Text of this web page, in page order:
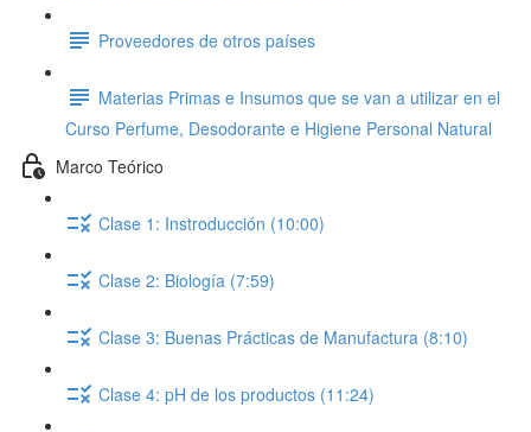
Proveedores de otros países
Materias Primas e Insumos que se van a utilizar en el
Curso Perfume, Desodorante e Higiene Personal Natural
Marco Teórico
Clase 1: Instroducción (10:00)
Clase 2: Biología (7:59)
Clase 3: Buenas Prácticas de Manufactura (8:10)
Clase 4: pH de los productos (11:24)